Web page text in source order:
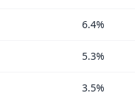
6.4%
5.3%
3.5%